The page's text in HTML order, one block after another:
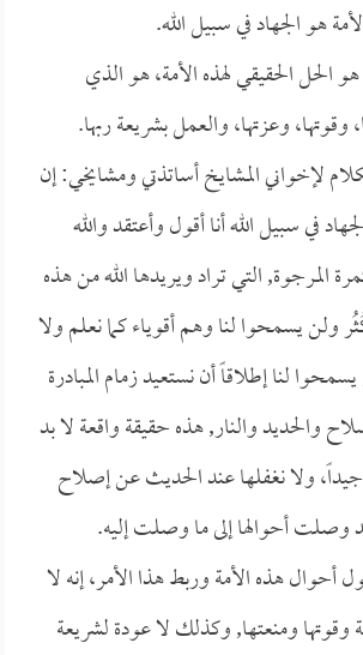
هو الجهاد في سبيل الله.
الحل الحقيقي لهذه الأمة، هو الذي
وقوتها، وعزتها، والعمل بشريعة ربها.
لإخواني المشايخ أساتذتي ومشايخي: إن
في سبيل الله أنا أقول وأعتقد والله
المرجوة, التي تراد ويريدها الله من هذه
ولن يسمحوا لنا وهم أقوياء كما نعلم ولا
لنا إطلاقاً أن نستعيد زمام المبادرة
والحديد والنار, هذه حقيقة واقعة لا بد
ولا نغفلها عند الحديث عن إصلاح
وصلت أحوالها إلى ما وصلت إليه.
هذه الأمة وربط هذا الأمر، إنه لا
وقوتها ومنعتها, وكذلك لا عودة لشريعة